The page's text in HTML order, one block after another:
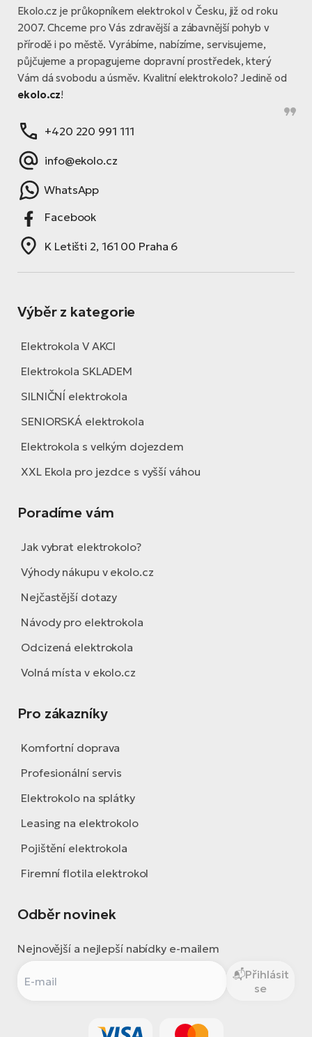
Ekolo.cz je průkopníkem elektrokol v Česku, již od roku
2007. Chceme pro Vás zdravější a zábavnější pohyb v
přírodě i po městě. Vyrábíme, nabízíme, servisujeme,
půjčujeme a propagujeme dopravní prostředek, který
Vám dá svobodu a úsměv. Kvalitní elektrokolo? Jedině od
ekolo.cz!
+420 220 991 111
info@ekolo.cz
WhatsApp
Facebook
K Letišti 2, 161 00 Praha 6
Výběr z kategorie
Elektrokola V AKCI
Elektrokola SKLADEM
SILNIČNÍ elektrokola
SENIORSKÁ elektrokola
Elektrokola s velkým dojezdem
XXL Ekola pro jezdce s vyšší váhou
Poradíme vám
Jak vybrat elektrokolo?
Výhody nákupu v ekolo.cz
Nejčastější dotazy
Návody pro elektrokola
Odcizená elektrokola
Volná místa v ekolo.cz
Pro zákazníky
Komfortní doprava
Profesionální servis
Elektrokolo na splátky
Leasing na elektrokolo
Pojištění elektrokola
Firemní flotila elektrokol
Odběr novinek
Nejnovější a nejlepší nabídky e-mailem
Přihlásit
se